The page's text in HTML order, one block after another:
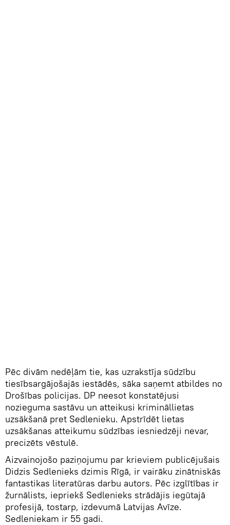
Pēc divām nedēļām tie, kas uzrakstīja sūdzību
tiesībsargājošajās iestādēs, sāka saņemt atbildes no
Drošības policijas. DP neesot konstatējusi
nozieguma sastāvu un atteikusi krimināllietas
uzsākšanā pret Sedlenieku. Apstrīdēt lietas
uzsākšanas atteikumu sūdzības iesniedzēji nevar,
precizēts vēstulē.
Aizvainojošo paziņojumu par krieviem publicējušais
Didzis Sedlenieks dzimis Rīgā, ir vairāku zinātniskās
fantastikas literatūras darbu autors. Pēc izglītības ir
žurnālists, iepriekš Sedlenieks strādājis iegūtajā
profesijā, tostarp, izdevumā Latvijas Avīze.
Sedleniekam ir 55 gadi.